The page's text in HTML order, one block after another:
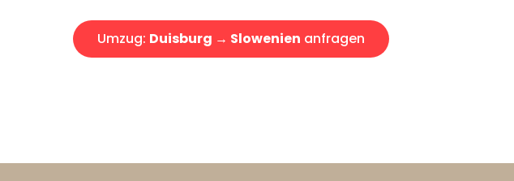
Umzug: Duisburg → Slowenien anfragen